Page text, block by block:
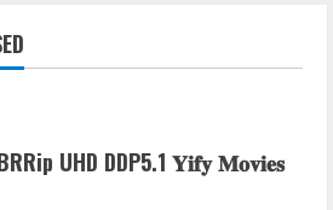
UHD DDP5.1 𝐘𝐢𝐟𝐲 𝐌𝐨𝐯𝐢𝐞𝐬